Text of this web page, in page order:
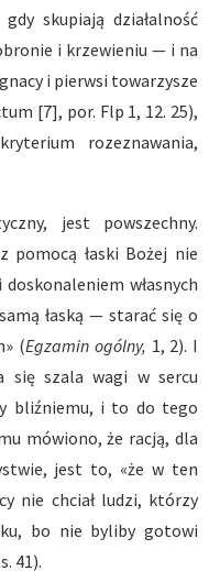
skupiają działalność
i krzewieniu — i na
i pierwsi towarzysze
[7], por. Flp 1, 12. 25),
rozeznawania,
jest powszechny.
pomocą łaski Bożej nie
własnych
łaską — starać się o
(Egzamin ogólny, 1, 2). I
się szala wagi w sercu
bliźniemu, i to do tego
mówiono, że racją, dla
jest to, «że w ten
nie chciał ludzi, którzy
bo nie byliby gotowi
41).